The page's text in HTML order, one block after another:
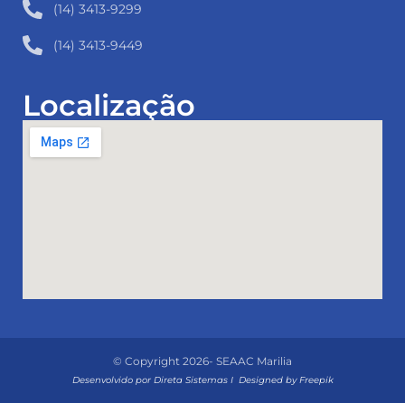
(14) 3413-9299
(14) 3413-9449
Localização
© Copyright 2026- SEAAC Marilia
Desenvolvido por Direta SistemasI Designed by Freepik